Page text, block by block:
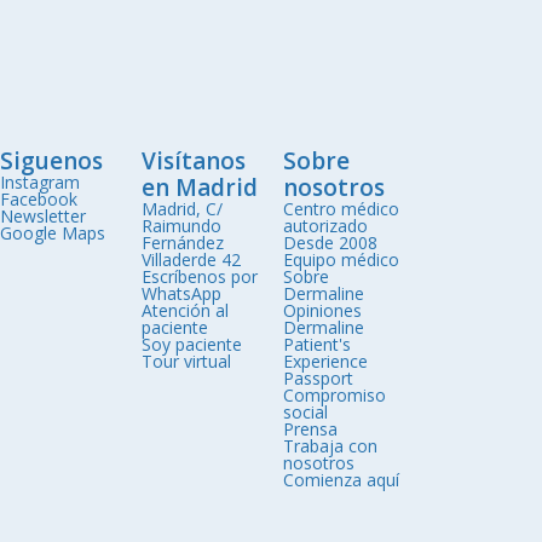
Siguenos
Instagram
Facebook
Newsletter
Google Maps
Visítanos
en Madrid
Madrid, C/
Raimundo
Fernández
Villaderde 42
Escríbenos por
WhatsApp
Atención al
paciente
Soy paciente
Tour virtual
Sobre
nosotros
Centro médico
autorizado
Desde 2008
Equipo médico
Sobre
Dermaline
Opiniones
Dermaline
Patient's
Experience
Passport
Compromiso
social
Prensa
Trabaja con
nosotros
Comienza aquí